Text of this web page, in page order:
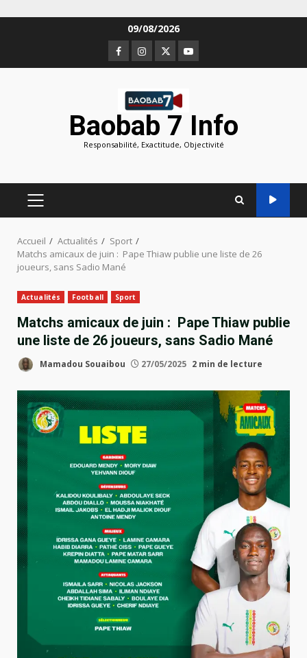
09/08/2026
Facebook
Instagram
TwitterYoutube
Baobab 7 Info
Responsabilité, Exactitude, Objectivité
MENU
PRINCIPAL
Accueil Actualités
Sport
Matchs amicaux de juin : Pape Thiaw publie une liste de 26
joueurs, sans Sadio Mané
Actualités Football Sport
Matchs amicaux de juin : Pape Thiaw publie
une liste de 26 joueurs, sans Sadio Mané
Mamadou Souaibou 27/05/2025 2 min de lecture